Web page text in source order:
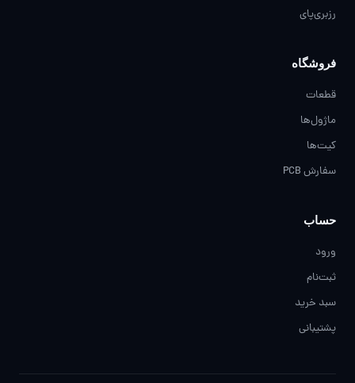
رزبری‌پای
فروشگاه
قطعات
ماژول‌ها
کیت‌ها
سفارش PCB
حساب
ورود
ثبت‌نام
سبد خرید
پشتیبانی